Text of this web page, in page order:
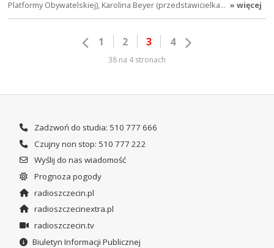
Platformy Obywatelskiej), Karolina Beyer (przedstawicielka… » więcej
1 2 3 4
38 na 4 stronach
Zadzwoń do studia: 510 777 666
Czujny non stop: 510 777 222
Wyślij do nas wiadomość
Prognoza pogody
radioszczecin.pl
radioszczecinextra.pl
radioszczecin.tv
Biuletyn Informacji Publicznej